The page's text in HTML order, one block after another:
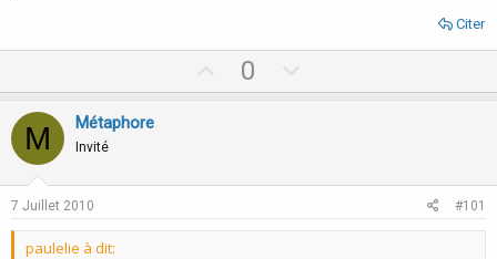
Citer
p
0
o
M Métaphore
Invité
7 Juillet 2010 #101
paulelie à dit: